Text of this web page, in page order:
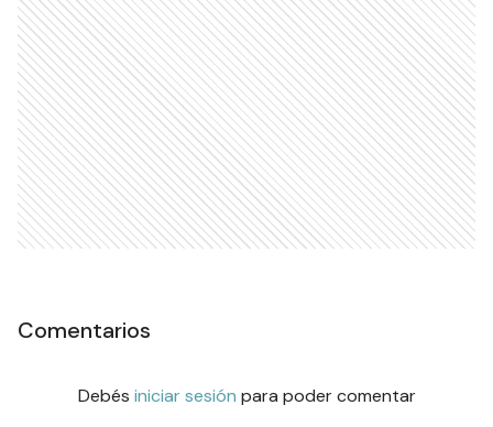
Comentarios
Debés iniciar sesión para poder comentar